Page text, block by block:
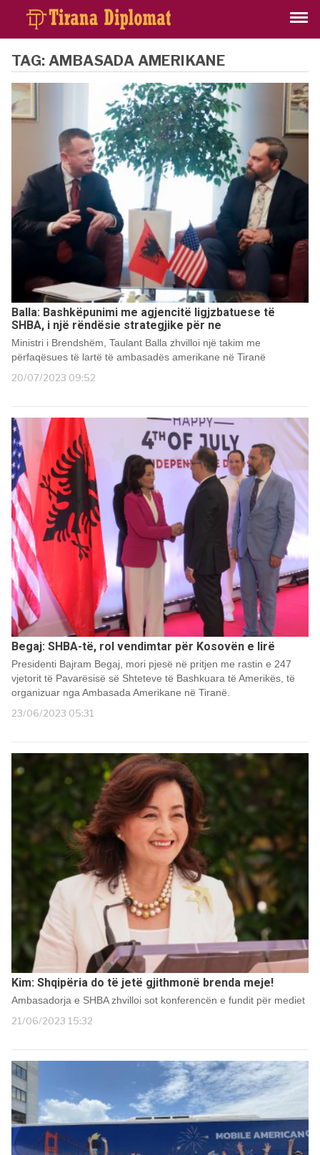
TAG: AMBASADA AMERIKANE
Balla: Bashkëpunimi me agjencitë ligjzbatuese të
SHBA, i një rëndësie strategjike për ne
Ministri i Brendshëm, Taulant Balla zhvilloi një takim me
përfaqësues të lartë të ambasadës amerikane në Tiranë
20/07/2023 09:52
Begaj: SHBA-të, rol vendimtar për Kosovën e lirë
Presidenti Bajram Begaj, mori pjesë në pritjen me rastin e 247
vjetorit të Pavarësisë së Shteteve të Bashkuara të Amerikës, të
organizuar nga Ambasada Amerikane në Tiranë.
23/06/2023 05:31
Kim: Shqipëria do të jetë gjithmonë brenda meje!
Ambasadorja e SHBA zhvilloi sot konferencën e fundit për mediet
21/06/2023 15:32